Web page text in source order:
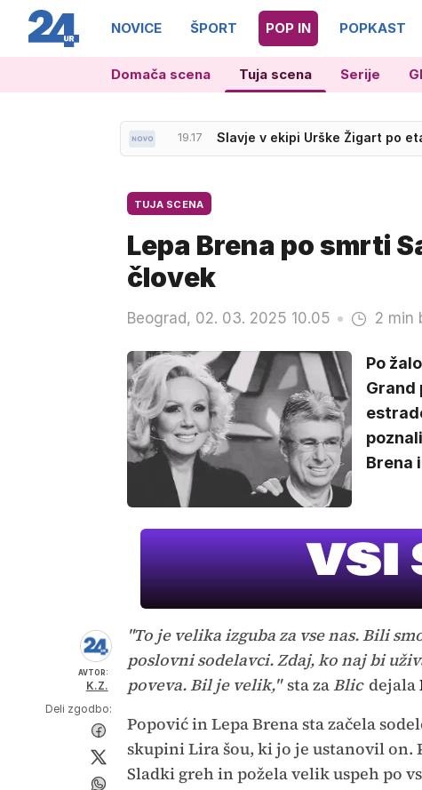
NOVICE ŠPORT POP IN POPKAST
Domača scena Tuja scena Serije
19.17 Slavje v ekipi Urške Žigart po
TUJA SCENA
Lepa Brena po smrti
človek
Beograd, 02. 03. 2025 10.05 2 min
Po
Grand
Brena
AVTOR:
K.Z.
Deli zgodbo:
"To je velika izguba za vse nas. Bili
poslovni sodelavci. Zdaj, ko naj bi
poveva. Bil je velik,"sta zaBlic dejala
Popović in Lepa Brena sta začela
skupini Lira šou, ki jo je ustanovil on.
Sladki greh in požela velik uspeh po